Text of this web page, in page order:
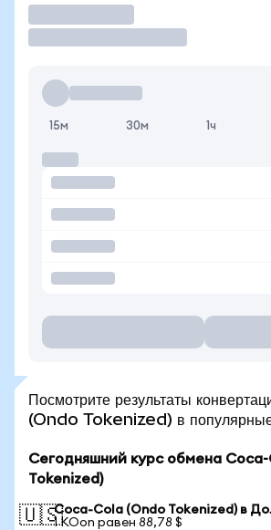
15м 30м 1ч
Посмотрите результаты
(Ondo Tokenized) в
Сегодняшний курс обмена
Tokenized)
🇺🇸Coca-Cola (Ondo Tokenized) в
1 KOon равен 88,78 $